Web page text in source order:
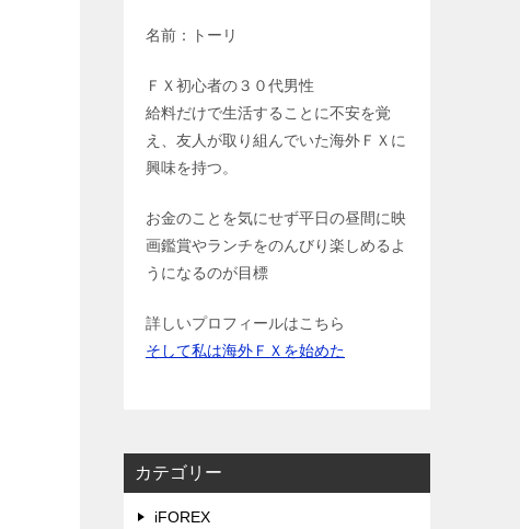
名前：トーリ
ＦＸ初心者の３０代男性
給料だけで生活することに不安を覚
え、友人が取り組んでいた海外ＦＸに
興味を持つ。
お金のことを気にせず平日の昼間に映
画鑑賞やランチをのんびり楽しめるよ
うになるのが目標
詳しいプロフィールはこちら
そして私は海外ＦＸを始めた
カテゴリー
iFOREX